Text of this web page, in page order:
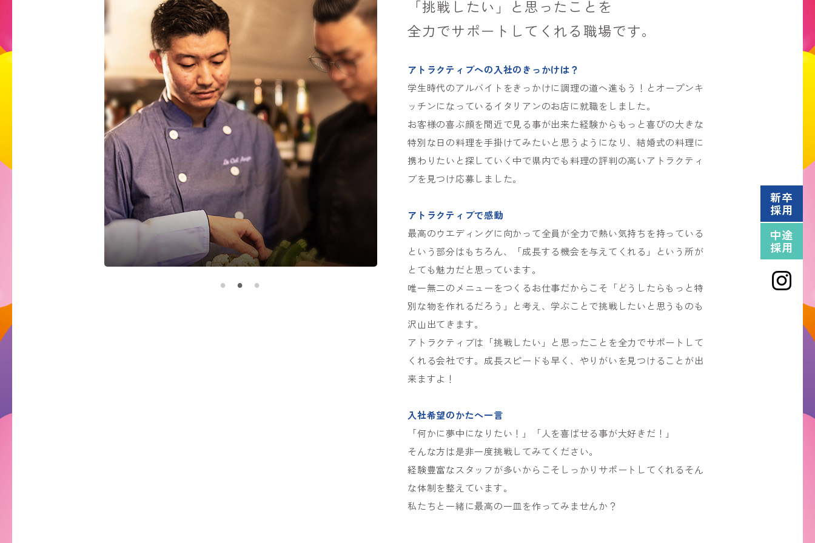
新卒
採用
中途
採用
「挑戦したい」と思ったことを
全力でサポートしてくれる職場です。
アトラクティブへの入社のきっかけは？
学生時代のアルバイトをきっかけに調理の道へ進もう！とオープンキ
ッチンになっているイタリアンのお店に就職をしました。
お客様の喜ぶ顔を間近で見る事が出来た経験からもっと喜びの大きな
特別な日の料理を手掛けてみたいと思うようになり、結婚式の料理に
携わりたいと探していく中で県内でも料理の評判の高いアトラクティ
ブを見つけ応募しました。
アトラクティブで感動
最高のウエディングに向かって全員が全力で熱い気持ちを持っている
という部分はもちろん、「成長する機会を与えてくれる」という所が
とても魅力だと思っています。
唯一無二のメニューをつくるお仕事だからこそ「どうしたらもっと特
別な物を作れるだろう」と考え、学ぶことで挑戦したいと思うものも
沢山出てきます。
アトラクティブは「挑戦したい」と思ったことを全力でサポートして
くれる会社です。成長スピードも早く、やりがいを見つけることが出
来ますよ！
入社希望のかたへ一言
「何かに夢中になりたい！」
「人を喜ばせる事が大好きだ！」
そんな方は是非一度挑戦してみてください。
経験豊富なスタッフが多いからこそしっかりサポートしてくれるそん
な体制を整えています。
私たちと一緒に最高の一皿を作ってみませんか？